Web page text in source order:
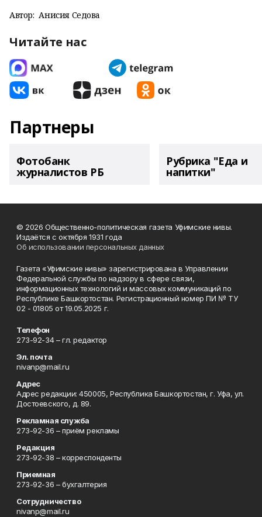
Автор: Анисия Седова
Читайте нас
Партнеры
Фотобанк
журналистов РБ
Рубрика "Еда и
напитки"
© 2026 Общественно-политическая газета Уфимские нивы.
Издаётся с октября 1931 года
Об использовании персональных данных
Газета «Уфимские нивы» зарегистрирована в Управлении
Федеральной службы по надзору в сфере связи,
информационных технологий и массовых коммуникаций по
Республике Башкортостан. Регистрационный номер ПИ № ТУ
02 - 01805 от 19.05.2025 г.
Телефон
273-92-34 – гл. редактор
Эл. почта
nivanp@mail.ru
Адрес
Адрес редакции: 450005, Республика Башкортостан, г. Уфа, ул.
Достоевского, д. 89.
Рекламная служба
273-92-36 – приём рекламы
Редакция
273-92-38 – корреспонденты
Приемная
273-92-36 – бухгалтерия
Сотрудничество
nivanp@mail.ru